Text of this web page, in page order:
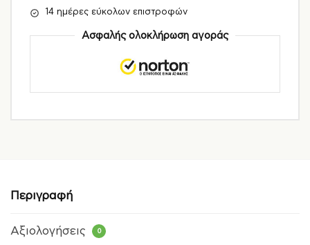
14 ημέρες εύκολων επιστροφών
Ασφαλής ολοκλήρωση αγοράς
Περιγραφή
Αξιολογήσεις 0